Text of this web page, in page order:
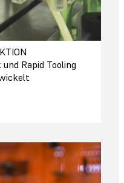
Rapid Tooling